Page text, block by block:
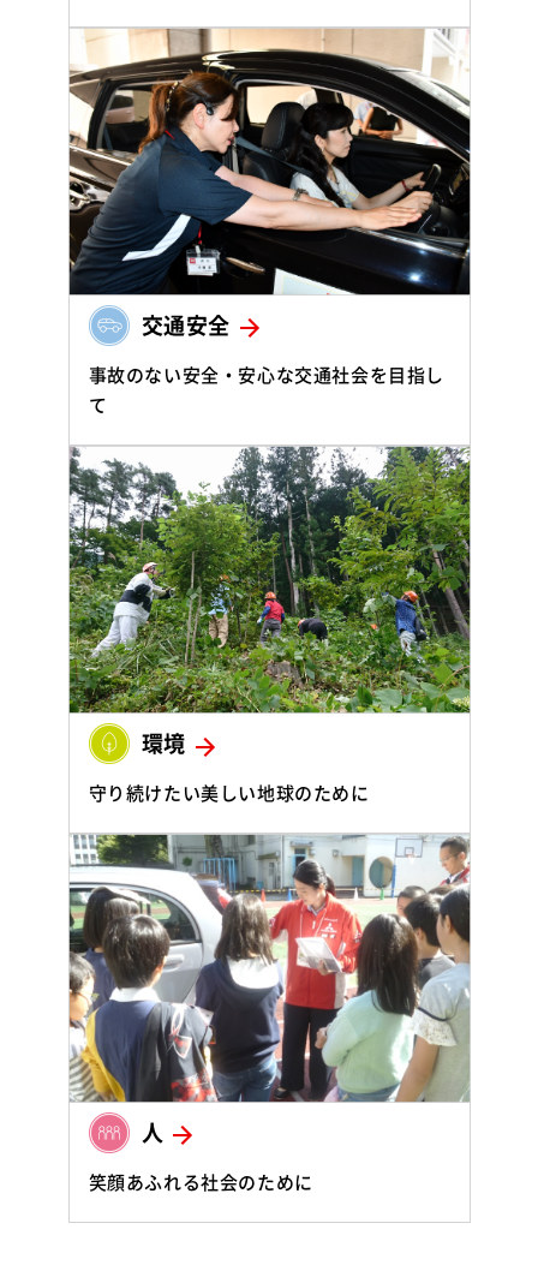
交通安全
事故のない安全・安心な交通社会を目指し
て
環境
守り続けたい美しい地球のために
人
笑顔あふれる社会のために